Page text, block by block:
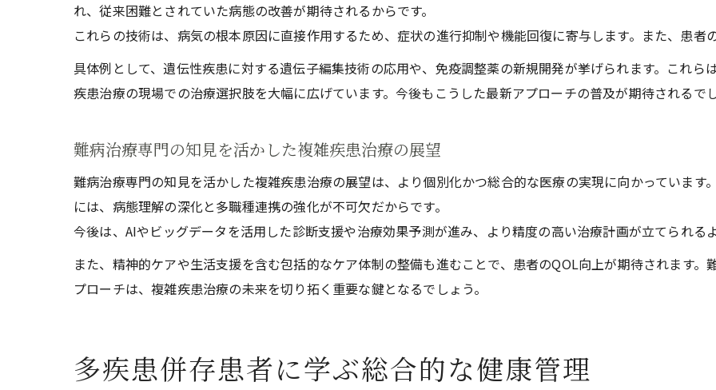
患者ごとのニーズに難病治療専門で応える管理法
れ、従来困難とされていた病態の改善が期待されるからです。
これらの技術は、病気の根本原因に直接作用するため、症状の進行抑制や機能回復に寄与します。また、患者
具体例として、遺伝性疾患に対する遺伝子編集技術の応用や、免疫調整薬の新規開発が挙げられます。これら
疾患治療の現場での治療選択肢を大幅に広げています。今後もこうした最新アプローチの普及が期待されるでし
難病治療専門の知見を活かした複雑疾患治療の展望
難病治療専門の知見を活かした複雑疾患治療の展望は、より個別化かつ総合的な医療の実現に向かっています
には、病態理解の深化と多職種連携の強化が不可欠だからです。
今後は、AIやビッグデータを活用した診断支援や治療効果予測が進み、より精度の高い治療計画が立てられる
また、精神的ケアや生活支援を含む包括的なケア体制の整備も進むことで、患者のQOL向上が期待されます
プローチは、複雑疾患治療の未来を切り拓く重要な鍵となるでしょう。
多疾患併存患者に学ぶ総合的な健康管理